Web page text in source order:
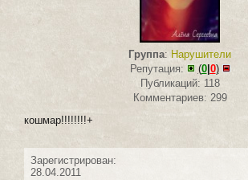
Группа: Нарушители
Репутация:
(0| 0)
Публикаций: 118
Комментариев: 299
кошмар!!!!!!!!+
Зарегистрирован:
28.04.2011